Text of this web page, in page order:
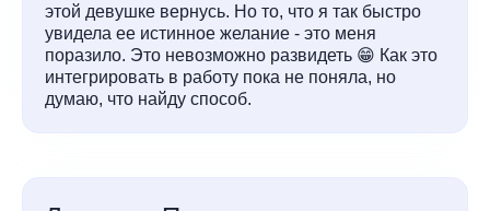
этой девушке вернусь. Но то, что я так быстро
увидела ее истинное желание - это меня
поразило. Это невозможно развидеть 😁 Как это
интегрировать в работу пока не поняла, но
думаю, что найду способ.